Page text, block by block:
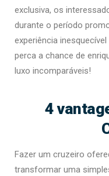
exclusiva, os
durante o período
experiência
perca a chance de
luxo incomparáveis!
4
Fazer um cruzeiro
transformar uma